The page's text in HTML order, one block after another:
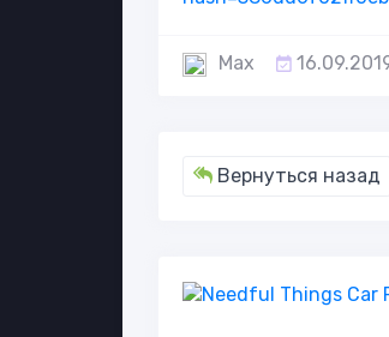
Max
Вернуться назад